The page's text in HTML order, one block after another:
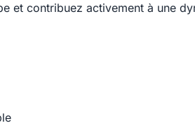
et contribuez activement à une